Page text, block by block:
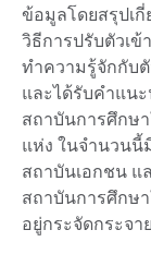
ข้อมูลโดยสรุปเ
วิธีการปรับตัวเข้
ทำความรู้จักกับตั
และได้รับคำแน
สถาบันการศึกษา
แห่ง ในจำนวนนี้
สถาบันเอกชน แ
สถาบันการศึกษ
อยู่กระจัดกระจา